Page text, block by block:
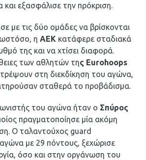
εξασφάλισε την πρόκριση.
με τις δύο ομάδες να βρίσκονται
ωστόσο, ηΑΕΚ κατάφερε σταδιακά
της και να χτίσει διαφορά.
των αθλητών της Eurohoops
στη διεκδίκηση του αγώνα,
σταθερά το προβάδισμα.
του αγώνα ήταν ο Σπύρος
πραγματοποίησε μία ακόμη
Ο ταλαντούχος guard
με 29 πόντους, ξεχώρισε
όσο και στην οργάνωση του